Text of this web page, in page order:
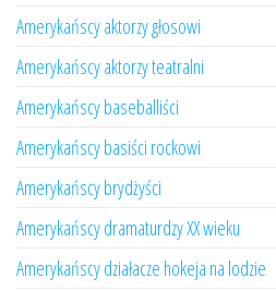
Amerykańscy aktorzy głosowi
Amerykańscy aktorzy teatralni
Amerykańscy baseballiści
Amerykańscy basiści rockowi
Amerykańscy brydżyści
Amerykańscy dramaturdzy XX wieku
Amerykańscy działacze hokeja na lodzie